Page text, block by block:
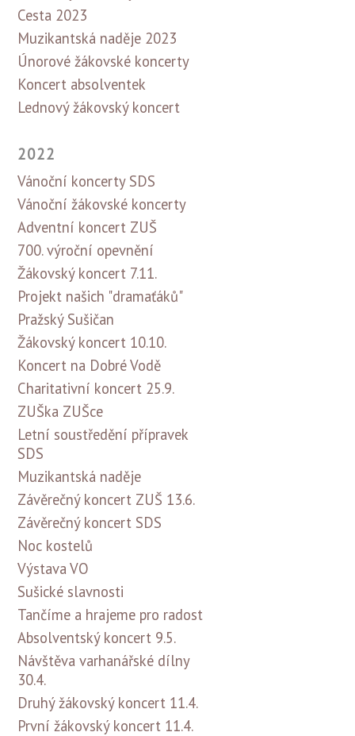
Cesta 2023
Muzikantská naděje 2023
Únorové žákovské koncerty
Koncert absolventek
Lednový žákovský koncert
2022
Vánoční koncerty SDS
Vánoční žákovské koncerty
Adventní koncert ZUŠ
700. výroční opevnění
Žákovský koncert 7.11.
Projekt našich "dramaťáků"
Pražský Sušičan
Žákovský koncert 10.10.
Koncert na Dobré Vodě
Charitativní koncert 25.9.
ZUŠka ZUŠce
Letní soustředění přípravek
SDS
Muzikantská naděje
Závěrečný koncert ZUŠ 13.6.
Závěrečný koncert SDS
Noc kostelů
Výstava VO
Sušické slavnosti
Tančíme a hrajeme pro radost
Absolventský koncert 9.5.
Návštěva varhanářské dílny
30.4.
Druhý žákovský koncert 11.4.
První žákovský koncert 11.4.